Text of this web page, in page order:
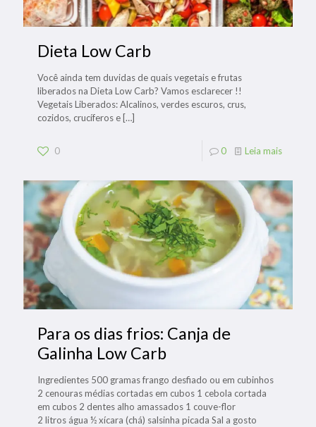
Dieta Low Carb
Você ainda tem duvidas de quais vegetais e frutas
liberados na Dieta Low Carb? Vamos esclarecer !!
Vegetais Liberados: Alcalinos, verdes escuros, crus,
cozidos, crucíferos e […]
0 0 Leia mais
Para os dias frios: Canja de
Galinha Low Carb
Ingredientes 500 gramas frango desfiado ou em cubinhos
2 cenouras médias cortadas em cubos 1 cebola cortada
em cubos 2 dentes alho amassados 1 couve-flor
2 litros água ½ xícara (chá) salsinha picada Sal a gosto